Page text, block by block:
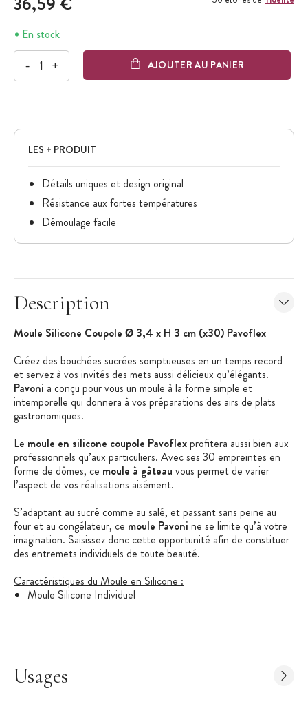
En stock
- + AJOUTER AU PANIER
LES + PRODUIT
Détails uniques et design original
Résistance aux fortes températures
Démoulage facile
Description
Moule Silicone Coupole Ø 3,4 x H 3 cm (x30) Pavoflex
Créez des bouchées sucrées somptueuses en un temps record
et servez à vos invités des mets aussi délicieux qu’élégants.
Pavoni a conçu pour vous un moule à la forme simple et
intemporelle qui donnera à vos préparations des airs de plats
gastronomiques.
Le moule en silicone coupole Pavoflexprofitera aussi bien aux
professionnels qu’aux particuliers. Avec ses 30 empreintes en
forme de dômes, ce moule à gâteau vous permet de varier
l’aspect de vos réalisations aisément.
S’adaptant au sucré comme au salé, et passant sans peine au
four et au congélateur, ce moule Pavoni ne se limite qu’à votre
imagination. Saisissez donc cette opportunité afin de constituer
des entremets individuels de toute beauté.
Caractéristiques du Moule en Silicone :
Moule Silicone Individuel
Forme : coupoles
Nombre d'empreintes : 30
Contenance empreinte : 20 ml
Usages